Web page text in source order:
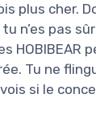
plus cher.
n’es pas sûr
HOBIBEAR
Tu ne
si le